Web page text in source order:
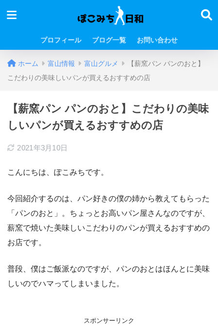
プロフィール ブログ一覧 お問い合わせ
ホーム 富山情報 富山グルメ
【薪窯パン パンのおと】
こだわりの美味しいパンが買えるおすすめの店
【薪窯パン パンのおと】こだわりの美味
しいパンが買えるおすすめの店
2021年3月10日
こんにちは、ぽこみちです。
今回紹介するのは、パン好きの僕の姉から教えてもらった
「パンのおと」。ちょっとお高いパン屋さんなのですが、
薪窯で焼いた美味しいこだわりのパンが買えるおすすめの
お店です。
普段、僕はご飯派なのですが、パンのおとはほんとに美味
しいのでハマってしまいました。
スポンサーリンク